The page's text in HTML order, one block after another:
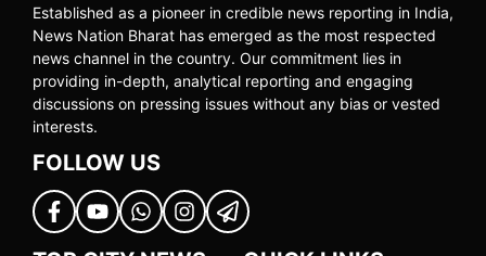
Established as a pioneer in credible news reporting in India,
News Nation Bharat has emerged as the most respected
news channel in the country. Our commitment lies in
providing in-depth, analytical reporting and engaging
discussions on pressing issues without any bias or vested
interests.
FOLLOW US